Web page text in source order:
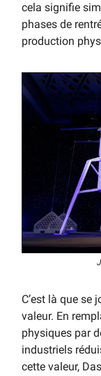
cela signifie
phases de
production
C’est là que se
valeur. En
physiques par
industriels
cette valeur,